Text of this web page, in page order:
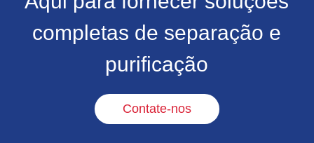
completas de separação e
purificação
Contate-nos